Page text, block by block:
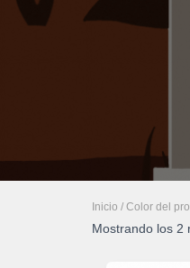
Inicio / Color del
Mostrando los 2